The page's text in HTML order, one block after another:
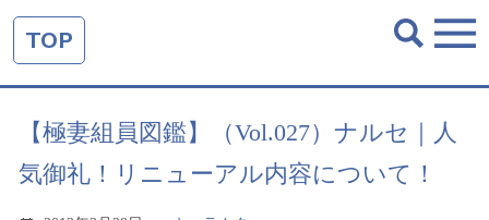
TOP
【極妻組員図鑑】（Vol.027）ナルセ｜人
気御礼！リニューアル内容について！